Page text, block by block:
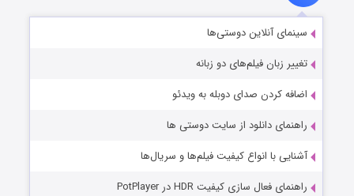
سینمای آنلاین دوستی‌ها
تغییر زبان فیلم‌های دو زبانه
اضافه کردن صدای دوبله به ویدئو
راهنمای دانلود از سایت دوستی ها
آشنایی با انواع کیفیت فیلم‌ها و سریال‌ها
راهنمای فعال سازی کیفیت HDR در PotPlayer